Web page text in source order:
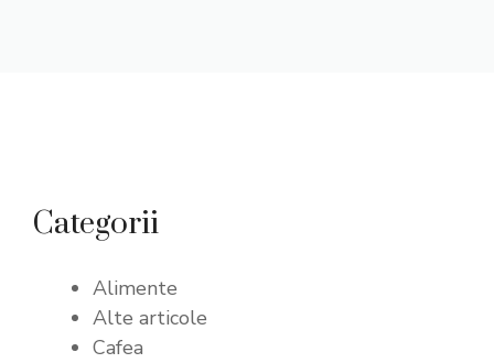
Categorii
Alimente
Alte articole
Cafea